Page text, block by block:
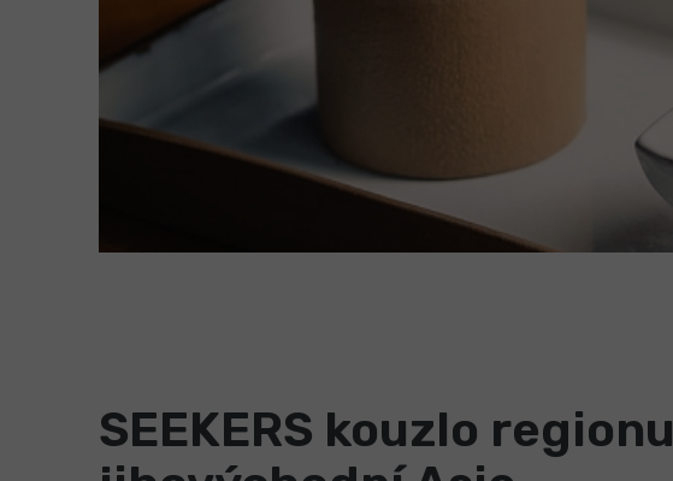
SEEKERS kouzlo regionu